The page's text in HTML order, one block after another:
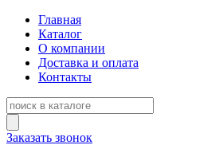
Главная
Каталог
О компании
Доставка и оплата
Контакты
Заказать звонок